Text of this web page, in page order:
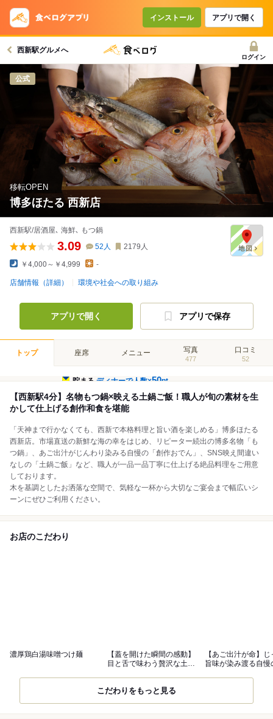
インストール アプリで開く
西新駅グルメへ
ログイン
公式
移転OPEN
博多ほたる 西新店
西新駅/居酒屋､ 海鮮､ もつ鍋
3.09 52 人 2179 人
￥4,000～￥4,999 -
店舗情報（詳細） 環境や社会への取り組み
アプリで開く アプリで保存
トップ 座席 メニュー 写真
477
口コミ
52
貯まるディナーで人数×50pt
【西新駅4分】名物もつ鍋×映える土鍋ご飯！職人が旬の素材を生
かして仕上げる創作和食を堪能
「天神まで行かなくても、西新で本格料理と旨い酒を楽しめる」博多ほたる
西新店。市場直送の新鮮な海の幸をはじめ、リピーター続出の博多名物「も
つ鍋」、あご出汁がじんわり染みる自慢の「創作おでん」、SNS映え間違い
なしの「土鍋ご飯」など、職人が一品一品丁寧に仕上げる絶品料理をご用意
しております。
木を基調としたお洒落な空間で、気軽な一杯から大切なご宴会まで幅広いシ
ーンにぜひご利用ください。
お店のこだわり
濃厚鶏白湯味噌つけ麺
【蓋を開けた瞬間の感動】
目と舌で味わう贅沢な土鍋
【あご出汁が命】
旨味が染み渡る自慢
こだわりをもっと見る